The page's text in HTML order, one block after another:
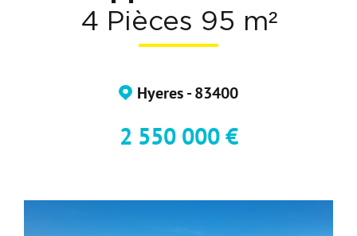
Nos Formations
4 Pièces 95 m²
Hyeres - 83400
2 550 000 €